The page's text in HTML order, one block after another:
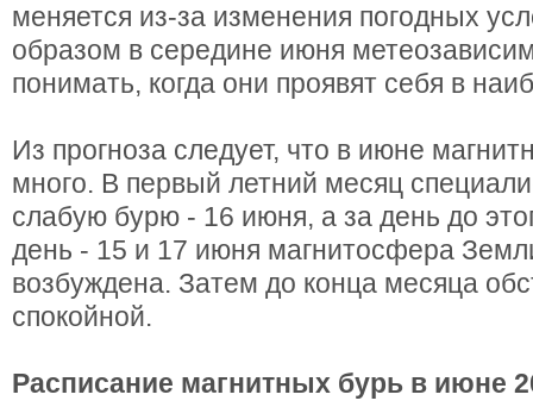
меняется из-за изменения погодных
образом в середине июня
понимать, когда они проявят себя в
Из прогноза следует, что в июне
много. В первый летний месяц
слабую бурю - 16 июня, а за день до
день - 15 и 17 июня магнитосфера
возбуждена. Затем до конца месяца
спокойной.
Расписание магнитных бурь в июне